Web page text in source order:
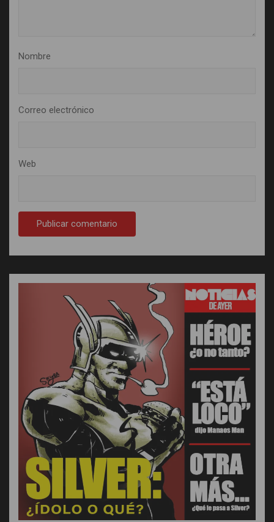
Nombre
Correo electrónico
Web